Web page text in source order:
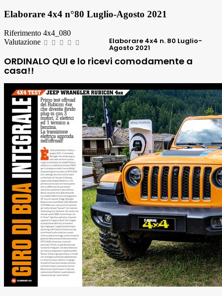
Elaborare 4x4 n°80 Luglio-Agosto 2021
Riferimento 4x4_080
Valutazione
Elaborare 4x4 n. 80 Luglio-
Agosto 2021
ORDINALO QUI e lo ricevi comodamente a
casa!!